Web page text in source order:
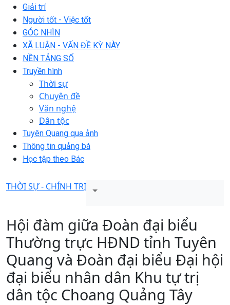
Giải trí
Người tốt - Việc tốt
GÓC NHÌN
XÃ LUẬN - VẤN ĐỀ KỲ NÀY
NỀN TẢNG SỐ
Truyền hình
Thời sự
Chuyên đề
Văn nghệ
Dân tộc
Tuyên Quang qua ảnh
Thông tin quảng bá
Học tập theo Bác
THỜI SỰ - CHÍNH TRỊ
Hội đàm giữa Đoàn đại biểu
Thường trực HĐND tỉnh Tuyên
Quang và Đoàn đại biểu Đại hội
đại biểu nhân dân Khu tự trị
dân tộc Choang Quảng Tây